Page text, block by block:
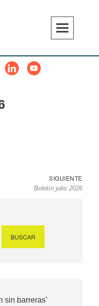
LinkedinYouTube
SIGUIENTE
Boletín julio 2026
BUSCAR
sin barreras’